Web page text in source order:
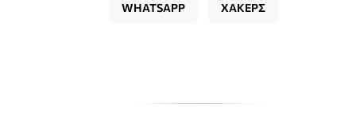
WHATSAPP ΧΑΚΕΡΣ